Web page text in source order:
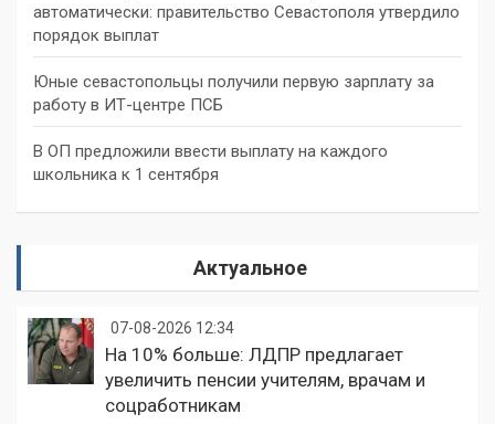
автоматически: правительство Севастополя утвердило
порядок выплат
Юные севастопольцы получили первую зарплату за
работу в ИТ-центре ПСБ
В ОП предложили ввести выплату на каждого
школьника к 1 сентября
Актуальное
07-08-2026 12:34
На 10% больше: ЛДПР предлагает
увеличить пенсии учителям, врачам и
соцработникам